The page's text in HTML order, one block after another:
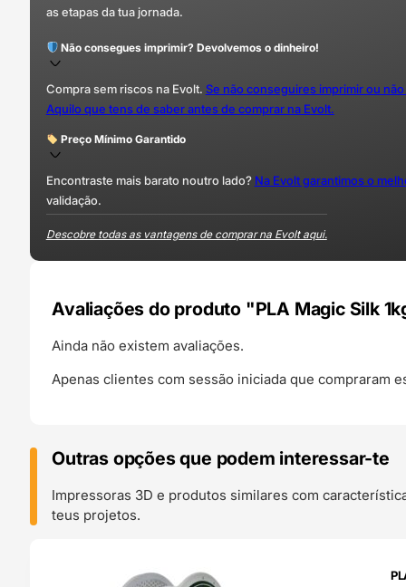
as etapas da tua jornada.
Não consegues imprimir? Devolvemos o dinheiro!
Compra sem riscos na Evolt. Se não conseguires imprimir ou
Aquilo que tens de saber antes de comprar na Evolt.
Preço Mínimo Garantido
Encontraste mais barato noutro lado? Na Evolt garantimos o
validação.
Descobre todas as vantagens de comprar na Evolt aqui.
Avaliações do produto "PLA Magic Silk
Ainda não existem avaliações.
Apenas clientes com sessão iniciada que compraram
Outras opções que podem interessar-te
Impressoras 3D e produtos similares com
teus projetos.